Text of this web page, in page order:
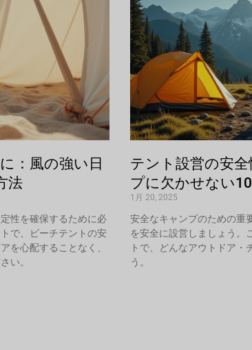
：風の強い日
法
性を確保するために必
で、ビーチテントの安
を心配することなく、
い。
テント設営の安
プに欠かせない
1月 20, 2025
安全なキャンプのための重
を安全に設営しましょう。
トで、どんなアウトドア・
う。